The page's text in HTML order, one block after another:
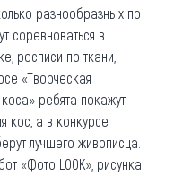
разнообразных по
соревноваться в
росписи по ткани,
«Творческая
ребята покажут
кос, а в конкурсе
лучшего живописца.
«Фото LOOK», рисунка